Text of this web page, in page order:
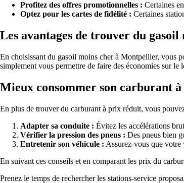
Profitez des offres promotionnelles : Certaines
Optez pour les cartes de fidélité : Certaines
Les avantages de trouver du
En choisissant du gasoil moins cher à Montpellier, vous
simplement vous permettre de faire des économies sur le
Mieux consommer son carburant
En plus de trouver du carburant à prix réduit, vous
Adapter sa conduite : Évitez les accélérations
Vérifier la pression des pneus : Des pneus bien
Entretenir son véhicule : Assurez-vous que votre
En suivant ces conseils et en comparant les prix du
Prenez le temps de rechercher les stations-service